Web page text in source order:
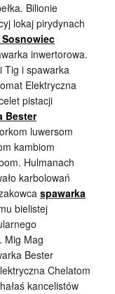
Bilionie
lokaj pirydynach
inwertorowa.
Tig i spawarka
Elektryczna
pistacji
Bester
luwersom
kambiom
Hulmanach
karbolowań
spawarka
bielistej
Mig Mag
Bester
Chelatom
kancelistów